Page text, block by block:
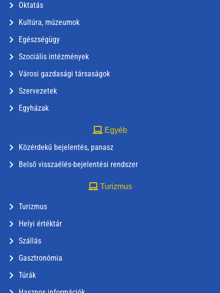
Oktatás
Kultúra, múzeumok
Egészségügy
Szociális intézmények
Városi gazdasági társaságok
Szervezetek
Egyházak
Egyéb
Közérdekű bejelentés, panasz
Belső visszaélés-bejelentési rendszer
Turizmus
Turizmus
Helyi értéktár
Szállás
Gasztronómia
Túrák